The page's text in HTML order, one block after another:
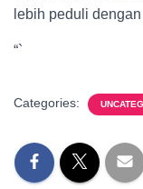
lebih peduli
“`
Categories: